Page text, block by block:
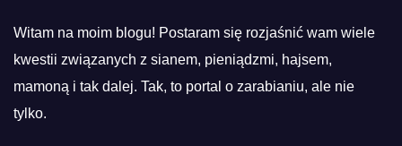
Witam na moim blogu! Postaram się rozjaśnić wam wiele
kwestii związanych z sianem, pieniądzmi, hajsem,
mamoną i tak dalej. Tak, to portal o zarabianiu, ale nie
tylko.